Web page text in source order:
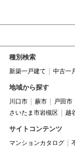
種別検索
新築一戸建て 中古一
地域から探す
川口市 蕨市 戸田市
さいたま市岩槻区
越
サイトコンテンツ
マンションカタログ